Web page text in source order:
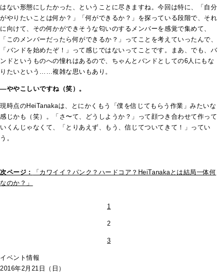
はない形態にしたかった、ということに尽きますね。今回は特に、「自分
がやりたいことは何か？」「何ができるか？」を探っている段階で、それ
に向けて、その何かができそうな匂いのするメンバーを感覚で集めて、
「このメンバーだったら何ができるか？」ってことを考えていったんで、
「バンドを始めたぞ！」って感じではないってことです。まあ、でも、バ
ンドというものへの憧れはあるので、ちゃんとバンドとしての6人にもな
りたいという……複雑な思いもあり。
―ややこしいですね（笑）。
現時点のHeiTanakaは、とにかくもう「僕を信じてもらう作業」みたいな
感じかも（笑）。「さ〜て、どうしようか？」って顔つき合わせて作って
いくんじゃなくて、「とりあえず、もう、信じてついてきて！」ってい
う。
次ページ：
「カワイイ？パンク？ハードコア？HeiTanakaとは結局一体何
なのか？」
1
2
3
イベント情報
2016年2月21日（日）